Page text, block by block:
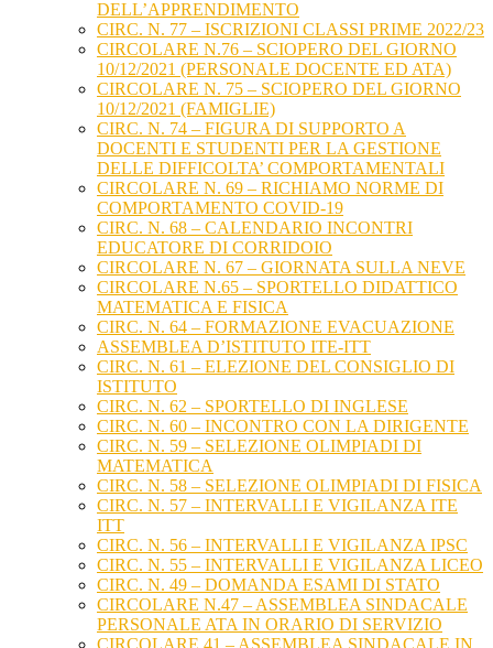
DELL’APPRENDIMENTO
CIRC. N. 77 – ISCRIZIONI CLASSI PRIME 2022/23
CIRCOLARE N.76 – SCIOPERO DEL GIORNO
10/12/2021 (PERSONALE DOCENTE ED ATA)
CIRCOLARE N. 75 – SCIOPERO DEL GIORNO
10/12/2021 (FAMIGLIE)
CIRC. N. 74 – FIGURA DI SUPPORTO A
DOCENTI E STUDENTI PER LA GESTIONE
DELLE DIFFICOLTA’ COMPORTAMENTALI
CIRCOLARE N. 69 – RICHIAMO NORME DI
COMPORTAMENTO COVID-19
CIRC. N. 68 – CALENDARIO INCONTRI
EDUCATORE DI CORRIDOIO
CIRCOLARE N. 67 – GIORNATA SULLA NEVE
CIRCOLARE N.65 – SPORTELLO DIDATTICO
MATEMATICA E FISICA
CIRC. N. 64 – FORMAZIONE EVACUAZIONE
ASSEMBLEA D’ISTITUTO ITE-ITT
CIRC. N. 61 – ELEZIONE DEL CONSIGLIO DI
ISTITUTO
CIRC. N. 62 – SPORTELLO DI INGLESE
CIRC. N. 60 – INCONTRO CON LA DIRIGENTE
CIRC. N. 59 – SELEZIONE OLIMPIADI DI
MATEMATICA
CIRC. N. 58 – SELEZIONE OLIMPIADI DI FISICA
CIRC. N. 57 – INTERVALLI E VIGILANZA ITE
ITT
CIRC. N. 56 – INTERVALLI E VIGILANZA IPSC
CIRC. N. 55 – INTERVALLI E VIGILANZA LICEO
CIRC. N. 49 – DOMANDA ESAMI DI STATO
CIRCOLARE N.47 – ASSEMBLEA SINDACALE
PERSONALE ATA IN ORARIO DI SERVIZIO